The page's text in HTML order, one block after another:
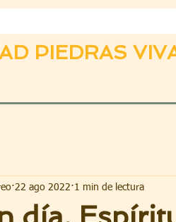
PIEDRAS
22 ago 2022 1 min de lectura